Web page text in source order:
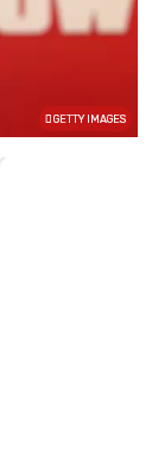
GETTY IMAGES